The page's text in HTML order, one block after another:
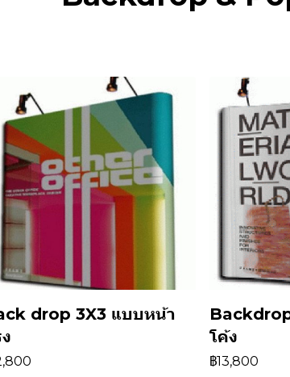
drop 3X3 แบบหน้า
โค้ง
฿13,800